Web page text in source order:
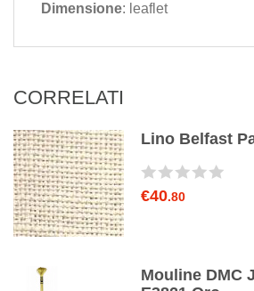
Dimensione: leaflet
CORRELATI
Lino Belfast
€40.80
Mouline DMC